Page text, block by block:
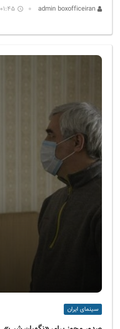
01:45
سینمای ایران